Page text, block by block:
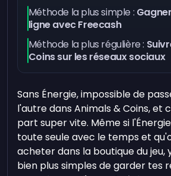
Méthode la plus simple :
ligne avec Freecash
Méthode la plus régulière :
Coins sur les réseaux sociaux
Sans Énergie, impossible de
l'autre dans Animals & Coins, et
part super vite. Même si
toute seule avec le temps et
acheter dans la boutique du jeu,
bien plus simples de garder tes